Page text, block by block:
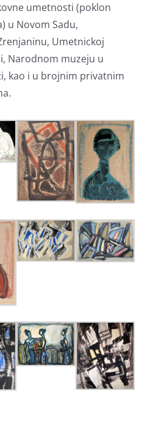
umetnosti (poklon
u Novom Sadu,
Umetnickoj
Narodnom muzeju u
kao i u brojnim privatnim